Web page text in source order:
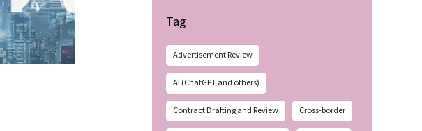
Tag
Advertisement Review
AI (ChatGPT and others)
Contract Drafting and Review Cross-border